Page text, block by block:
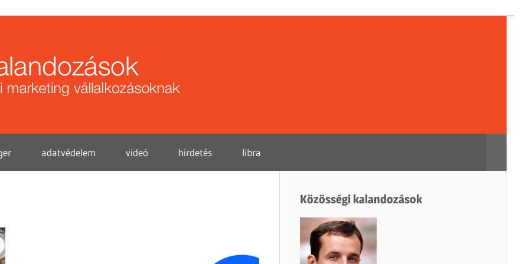
adatvédelem videó hirdetés libra
Közösségi kalandozások